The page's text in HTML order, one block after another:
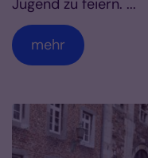
Jugend zu feiern. ...
mehr